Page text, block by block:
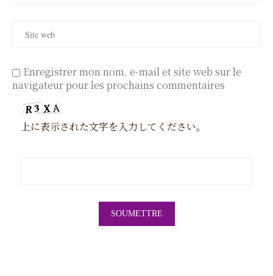
Enregistrer mon nom, e-mail et site web sur le
navigateur pour les prochains commentaires
上に表示された文字を入力してください。